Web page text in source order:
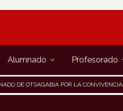
Alumnado Profesorado
DE OTSAGABIA POR LA CONVIVENCIA